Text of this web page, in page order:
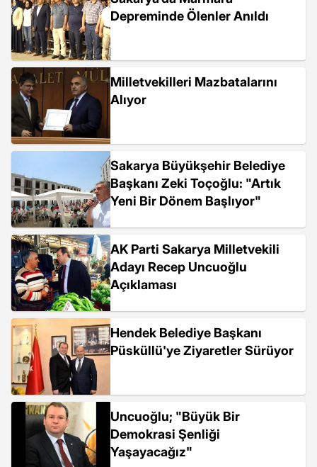
Depreminde Ölenler Anıldı
Milletvekilleri Mazbatalarını
Alıyor
Sakarya Büyükşehir Belediye
Başkanı Zeki Toçoğlu: "Artık
Yeni Bir Dönem Başlıyor"
AK Parti Sakarya Milletvekili
Adayı Recep Uncuoğlu
Açıklaması
Hendek Belediye Başkanı
Püsküllü'ye Ziyaretler Sürüyor
Uncuoğlu; "Büyük Bir
Demokrasi Şenliği
Yaşayacağız"